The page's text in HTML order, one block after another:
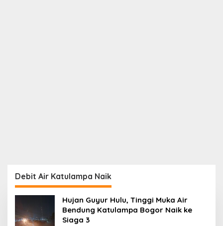
Debit Air Katulampa Naik
Hujan Guyur Hulu, Tinggi Muka Air
Bendung Katulampa Bogor Naik ke
Siaga 3